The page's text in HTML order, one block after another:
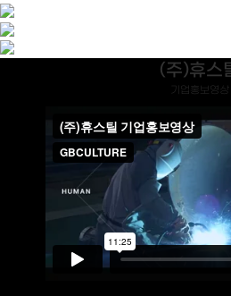
(주)휴스
기업홍보영상